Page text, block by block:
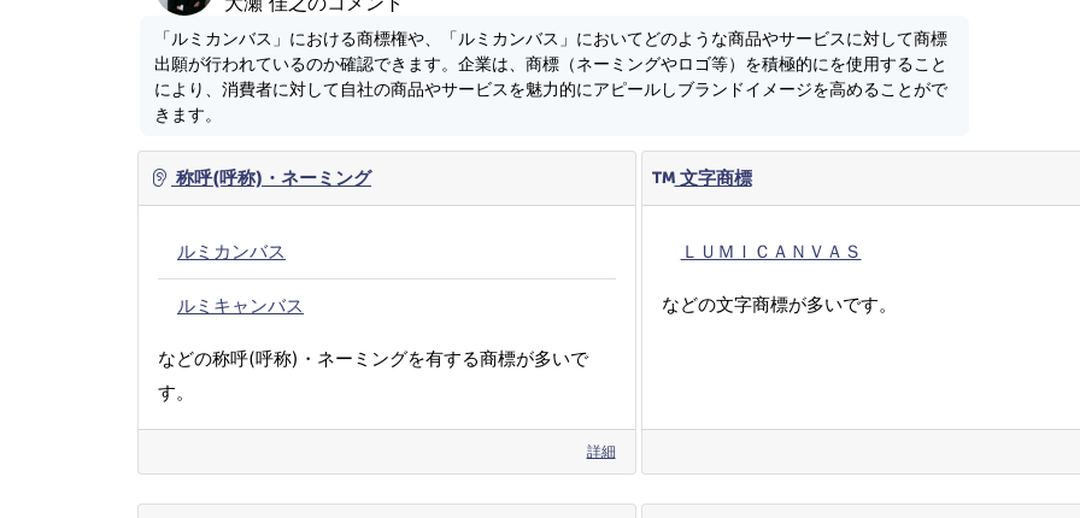
「ルミカンバス」における商標権や、「ルミカンバス」においてどのような商品やサービスに対して商標
出願が行われているのか確認できます。企業は、商標（ネーミングやロゴ等）を積極的にを使用すること
により、消費者に対して自社の商品やサービスを魅力的にアピールしブランドイメージを高めることがで
きます。
称呼(呼称)・ネーミング
ルミカンバス
ルミキャンバス
などの称呼(呼称)・ネーミングを有する商標が多いで
す。
詳細
文字商標
ＬＵＭＩＣＡＮＶＡＳ
などの文字商標が多いです。